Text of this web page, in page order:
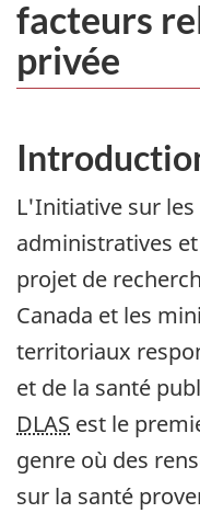
facteurs
privée
L'Initiative sur
administratives
projet de
Canada et les
territoriaux
et de la santé
DLAS est le
genre où des
sur la santé